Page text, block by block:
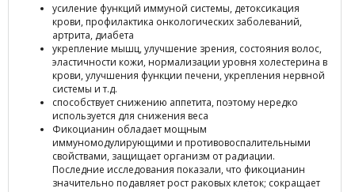
усиление функций иммуной системы, детоксикация
крови, профилактика онкологических заболеваний,
артрита, диабета
укрепление мышц, улучшение зрения, состояния волос,
эластичности кожи, нормализации уровня холестерина в
крови, улучшения функции печени, укрепления нервной
системы и т.д.
способствует снижению аппетита, поэтому нередко
используется для снижения веса
Фикоцианин обладает мощным
иммуномодулирующими и противовоспалительными
свойствами, защищает организм от радиации.
Последние исследования показали, что фикоцианин
значительно подавляет рост раковых клеток; сокращает